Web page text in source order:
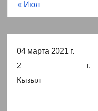
« Июл
04 марта
2 г.